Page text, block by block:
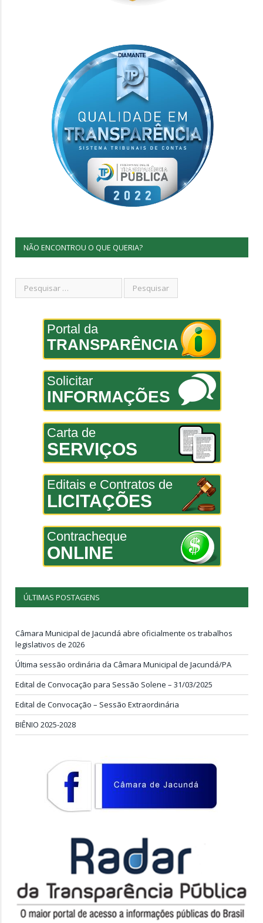
NÃO ENCONTROU O QUE QUERIA?
Portal da
TRANSPARÊNCIA
Solicitar
INFORMAÇÕES
Carta de
SERVIÇOS
Editais e Contratos de
LICITAÇÕES
Contracheque
ONLINE
ÚLTIMAS POSTAGENS
Câmara Municipal de Jacundá abre oficialmente os trabalhos
legislativos de 2026
Última sessão ordinária da Câmara Municipal de Jacundá/PA
Edital de Convocação para Sessão Solene – 31/03/2025
Edital de Convocação – Sessão Extraordinária
BIÊNIO 2025-2028